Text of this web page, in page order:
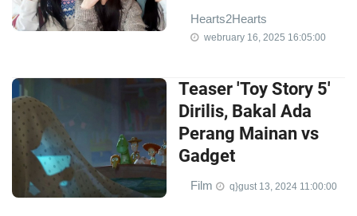
Hearts2Hearts
webruary 16, 2025 16:05:00
Teaser 'Toy Story 5'
Dirilis, Bakal Ada
Perang Mainan vs
Gadget
Film q}gust 13, 2024 11:00:00